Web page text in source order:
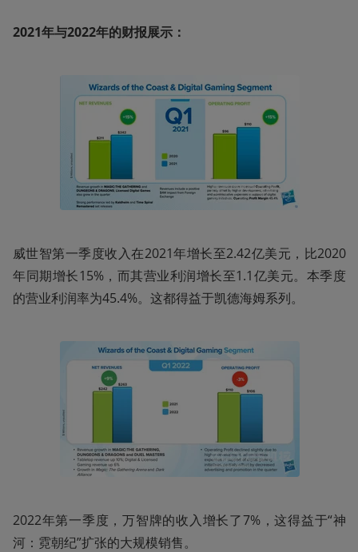
2021年与2022年的财报展示：
威世智第一季度收入在2021年增长至2.42亿美元，比2020
年同期增长15%，而其营业利润增长至1.1亿美元。本季度
的营业利润率为45.4%。这都得益于凯德海姆系列。
2022年第一季度，万智牌的收入增长了7%，这得益于“神
河：霓朝纪”扩张的大规模销售。